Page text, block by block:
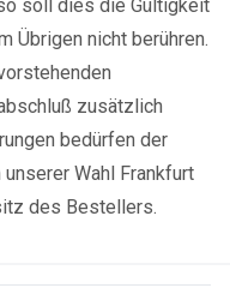
soll dies die Gültigkeit
Übrigen nicht berühren.
zusätzlich
bedürfen der
Wahl Frankfurt
des Bestellers.